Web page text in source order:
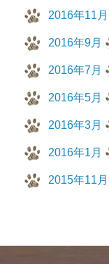
2016年11月
2016年9月
2016年7月
2016年5月
2016年3月
2016年1月
2015年11月